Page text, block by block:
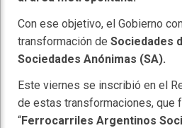
Con ese objetivo, el Gobierno
transformación de Sociedades
Sociedades Anónimas (SA).
Este viernes se inscribió en el
de estas transformaciones, que
“Ferrocarriles Argentinos